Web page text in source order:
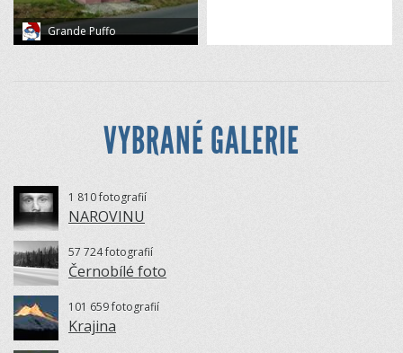
Grande Puffo
VYBRANÉ GALERIE
1 810 fotografií
NAROVINU
57 724 fotografií
Černobílé foto
101 659 fotografií
Krajina